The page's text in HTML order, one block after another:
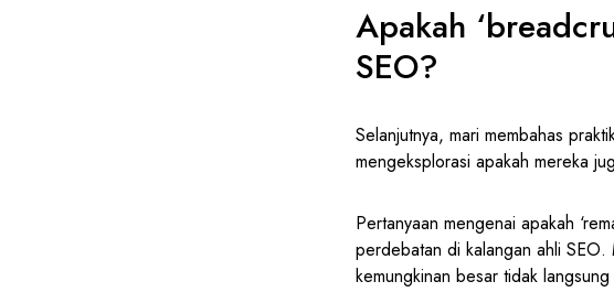
Apakah
SEO?
Selanjutnya, mari membahas
mengeksplorasi apakah mereka
Pertanyaan mengenai apakah
perdebatan di kalangan ahli SEO.
kemungkinan besar tidak